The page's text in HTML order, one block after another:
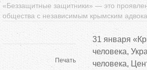
«Беззащитные защитники» — это
общества с независимым крымским
Печать
31 января «
человека,
человека,